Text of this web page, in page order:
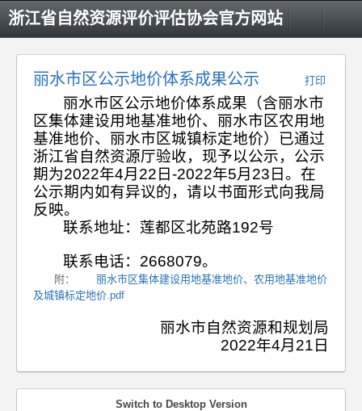
浙江省自然资源评价评估协会官方网站
打印
丽水市区公示地价体系成果公示
丽水市区公示地价体系成果（含丽水市
区集体建设用地基准地价、丽水市区农用地
基准地价、丽水市区城镇标定地价）已通过
浙江省自然资源厅验收，现予以公示，公示
期为2022年4月 22 日 -2022年5月 23 日。在
公示期内如有异议的，请以书面形式向我局
反映。
联系地址：莲都区北苑路192号
联系电话： 2668079。
附：
丽水市区集体建设用地基准地价、农用地基准地价
及城镇标定地价.pdf
丽水市自然资源和规划局
2022年4月 21 日
Switch to Desktop Version